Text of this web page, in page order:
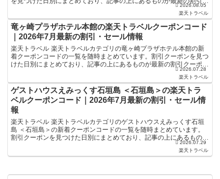
ーポンになります。ホテル・旅館宿泊の予約などで使える...2026.08.05
楽天トラベル
竜ヶ崎プラザホテル本館の楽天トラベルクーポンコード
｜2026年7月最新の割引・セール情報
楽天トラベル 楽天トラベルカテゴリの竜ヶ崎プラザホテル本館の新
着クーポンコードの一覧を随時まとめています。割引クーポンを見つ
けた日別にまとめており、記事の上にあるものが最新の割引クーポン
になります。ホテル・旅館宿泊の予約などで使えるクーポン...2026.07.28
楽天トラベル
ゲストハウスえみっくす石垣島 ＜石垣島＞の楽天トラ
ベルクーポンコード｜2026年7月最新の割引・セール情
報
楽天トラベル 楽天トラベルカテゴリのゲストハウスえみっくす石垣
島 ＜石垣島＞の新着クーポンコードの一覧を随時まとめています。
割引クーポンを見つけた日別にまとめており、記事の上にあるものが
最新の割引クーポンになります。ホテル・旅館宿泊の予約な...2026.07.29
楽天トラベル